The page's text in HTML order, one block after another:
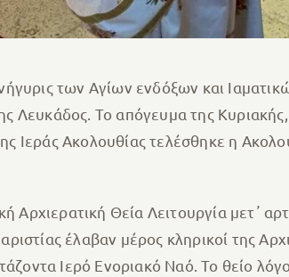
των Αγίων ενδόξων και
Το απόγευμα της Κυριακής,
Ιεράς Ακολουθίας τελέσθηκε η
Θεία Λειτουργία μετ᾽
έλαβαν μέρος κληρικοί της
Ιερό Ενοριακό Ναό. Το θείο